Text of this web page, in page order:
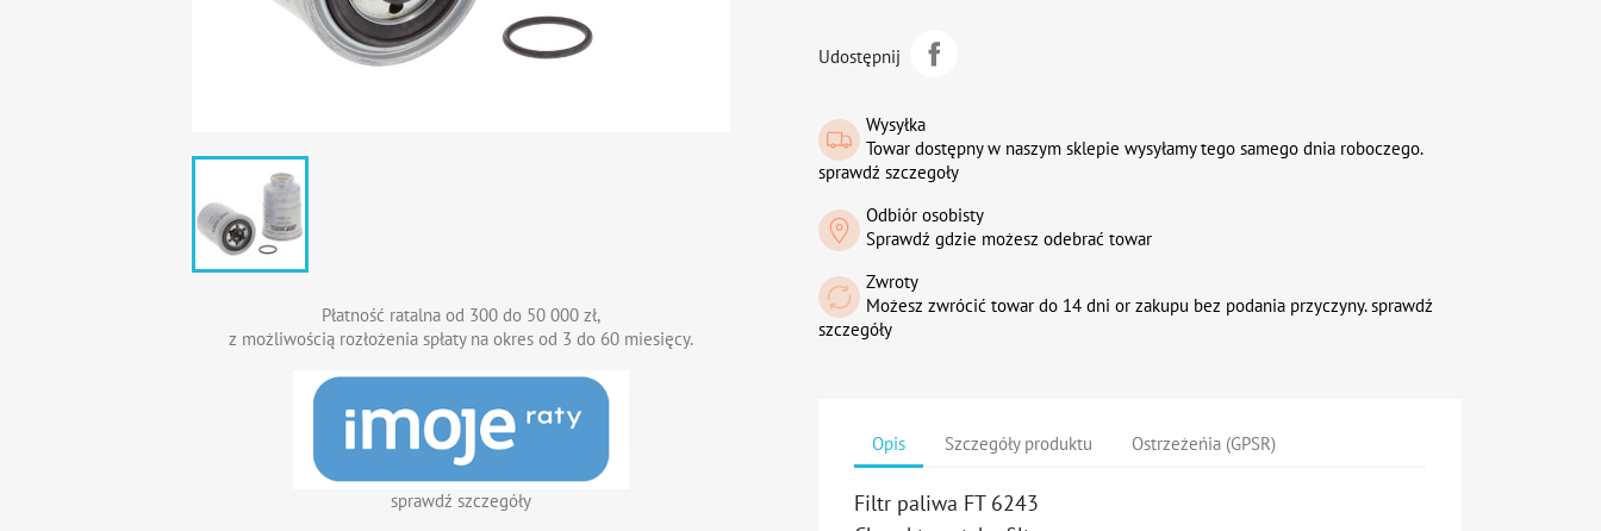
Płatność ratalna od 300 do 50 000 zł,
z możliwością rozłożenia spłaty na okres od 3 do 60 miesięcy.
sprawdź szczegóły
Udostępnij
Wysyłka
Towar dostępny w naszym sklepie wysyłamy tego samego dnia roboczego.
sprawdź szczegoły
Odbiór osobisty
Sprawdź gdzie możesz odebrać towar
Zwroty
Możesz zwrócić towar do 14 dni or zakupu bez podania przyczyny. sprawdź
szczegóły
Opis Szczegóły produktu Ostrzeżeńia (GPSR)
Filtr paliwa FT 6243